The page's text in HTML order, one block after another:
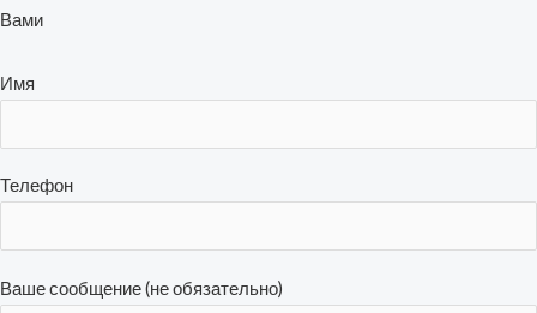
Вами
Имя
Телефон
Ваше сообщение (не обязательно)